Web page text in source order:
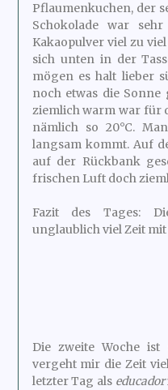
Pflaumenkuchen, der
Schokolade war
Kakaopulver viel zu
sich unten in der
mögen es halt lieber
noch etwas die Sonne
ziemlich warm war für
nämlich so 20°C.
langsam kommt. Auf
auf der Rückbank
frischen Luft doch
Fazit des Tages:
unglaublich viel Zeit mit
Die zweite Woche
vergeht mir die Zeit
letzter Tag als educador